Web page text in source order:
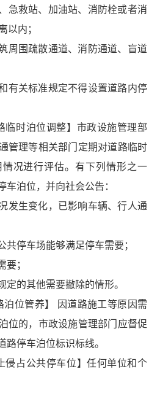
救站、加油站、消防栓或者消
以内；
围疏散通道、消防通道、盲道
关标准规定不得设置道路内停
时泊位调整】市政设施管理部
管理等相关部门定期对道路临时
况进行评估。有下列情形之一
车泊位，并向社会公告：
生变化，已影响车辆、行人通
停车场能够满足停车需要；
；
的其他需要撤除的情形。
位管养】 因道路施工等原因需
位的，市政设施管理部门应督促
路停车泊位标识标线。
占公共停车位】任何单位和个